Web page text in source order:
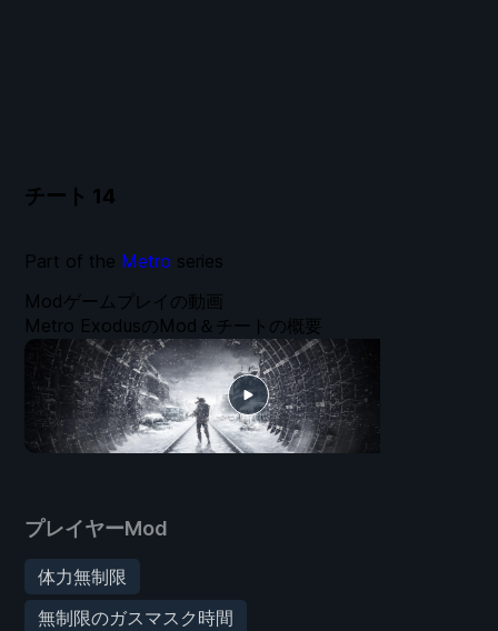
チート 14
プレイヤーMod
体力無制限
無制限のガスマスク時間
Modゲームプレイの動画
Metro ExodusのMod＆チートの概要
Part of the Metro series